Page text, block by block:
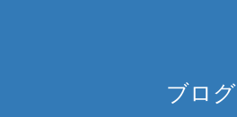
ブログ